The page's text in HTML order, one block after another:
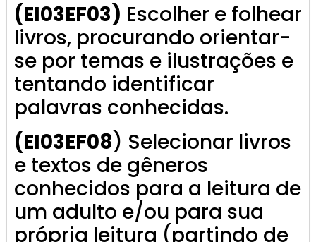
(EI03EF03) Escolher e folhear
livros, procurando orientar-
se por temas e ilustrações e
tentando identificar
palavras conhecidas.
(EI03EF08) Selecionar livros
e textos de gêneros
conhecidos para a leitura de
um adulto e/ou para sua
própria leitura (partindo de